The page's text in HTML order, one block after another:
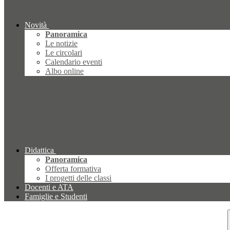
Novità
Panoramica
Le notizie
Le circolari
Calendario eventi
Albo online
Didattica
Panoramica
Offerta formativa
I progetti delle classi
Docenti e ATA
Famiglie e Studenti